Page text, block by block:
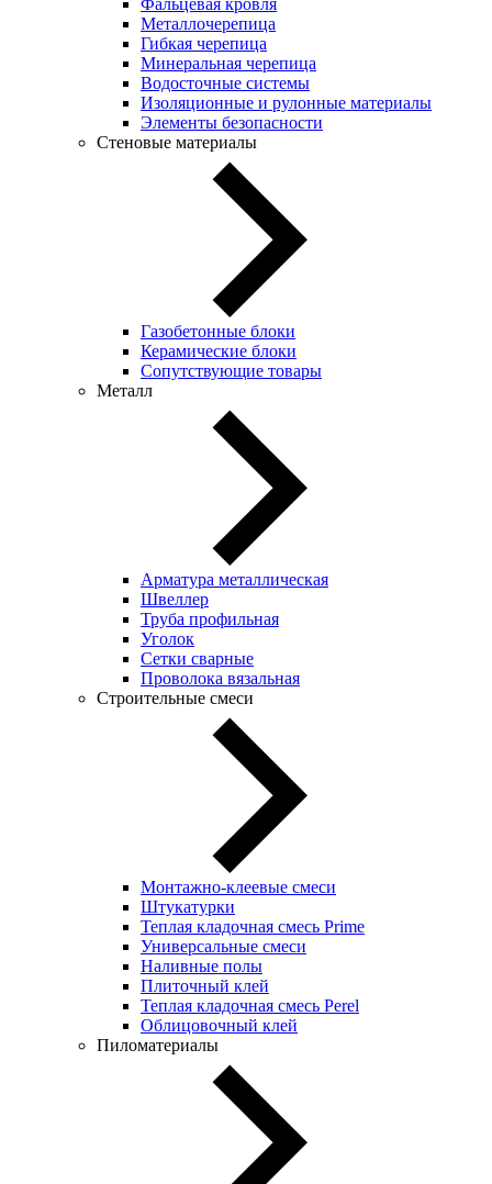
Металлочерепица
Гибкая черепица
Минеральная черепица
Водосточные системы
Изоляционные и рулонные материалы
Элементы безопасности
Стеновые материалы
Газобетонные блоки
Керамические блоки
Сопутствующие товары
Металл
Арматура металлическая
Швеллер
Труба профильная
Уголок
Сетки сварные
Проволока вязальная
Строительные смеси
Монтажно-клеевые смеси
Штукатурки
Теплая кладочная смесь Prime
Универсальные смеси
Наливные полы
Плиточный клей
Теплая кладочная смесь Perel
Облицовочный клей
Пиломатериалы